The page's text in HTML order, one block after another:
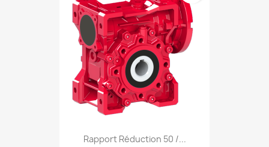
Rapport Réduction 50 /...